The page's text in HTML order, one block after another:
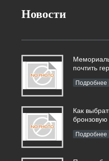
Новости
почтить
Подробнее
Как
бронзовую
Подробнее